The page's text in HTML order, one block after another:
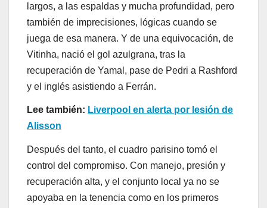
largos, a las espaldas y mucha profundidad, pero
también de imprecisiones, lógicas cuando se
juega de esa manera. Y de una equivocación, de
Vitinha, nació el gol azulgrana, tras la
recuperación de Yamal, pase de Pedri a Rashford
y el inglés asistiendo a Ferrán.
Lee también: Liverpool en alerta por lesión de
Alisson
Después del tanto, el cuadro parisino tomó el
control del compromiso. Con manejo, presión y
recuperación alta, y el conjunto local ya no se
apoyaba en la tenencia como en los primeros